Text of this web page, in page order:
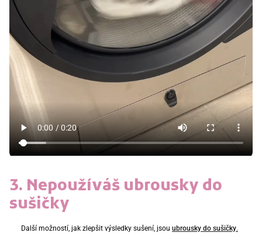
3. Nepoužíváš ubrousky do
sušičky
Další možností, jak zlepšit výsledky sušení, jsou ubrousky do sušičky.